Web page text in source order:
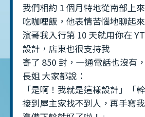
我們相約 1 個月特地從南部上
吃咖哩飯，他表情苦惱地聊起來
濱哥我入行第 10 天就用你在
設計，店東也很支持我
寄了 850 封，一通電話也沒有
長姐 大家都說：
「是啊！我就是這樣設計」「
接到屋主家找不到人，再手寫